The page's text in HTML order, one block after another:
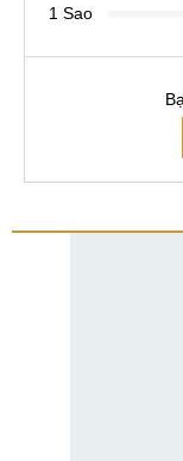
1 Sao